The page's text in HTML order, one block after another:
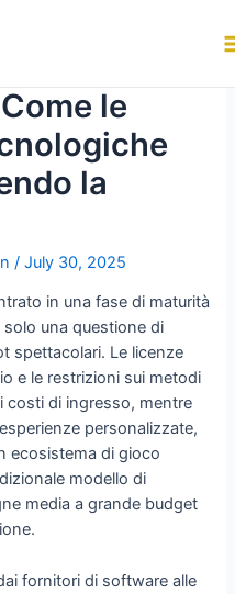
dei
le
la
/July 30, 2025
in una fase di maturità
una questione di
spettacolari. Le licenze
e le restrizioni sui metodi
costi di ingresso, mentre
personalizzate,
ecosistema di gioco
modello di
media a grande budget
fornitori di software alle